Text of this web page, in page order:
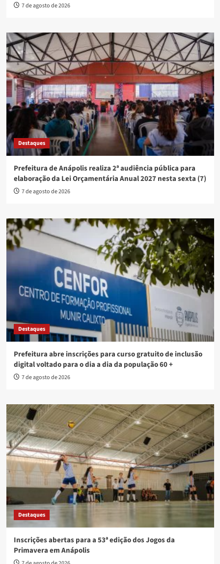
7 de agosto de 2026
Destaques
Prefeitura de Anápolis realiza 2ª audiência pública para
elaboração da Lei Orçamentária Anual 2027 nesta sexta (7)
7 de agosto de 2026
Destaques
Prefeitura abre inscrições para curso gratuito de inclusão
digital voltado para o dia a dia da população 60 +
7 de agosto de 2026
Destaques
Inscrições abertas para a 53ª edição dos Jogos da
Primavera em Anápolis